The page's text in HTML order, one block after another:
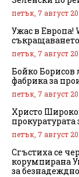
петък, 7 август
Ужас в Европа!
петък, 7 август
Бойко Борисов
фабрика за
петък, 7 август
Христо
петък, 7 август
Сгъстиха се
корумпирана
за